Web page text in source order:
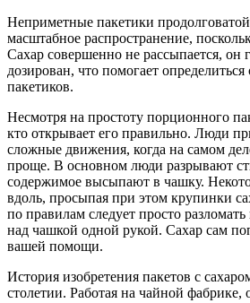
Неприметные пакетики
масштабное распространение,
Сахар совершенно не рассыпается, он
дозирован, что помогает определиться
пакетиков.
Несмотря на простоту порционного
кто открывает его правильно. Люди
сложные движения, когда на самом
проще. В основном люди разрывают
содержимое высыпают в чашку.
вдоль, просыпая при этом крупинки
по правилам следует просто
над чашкой одной рукой. Сахар сам
вашей помощи.
История изобретения пакетов с
столетии. Работая на чайной фабрике,